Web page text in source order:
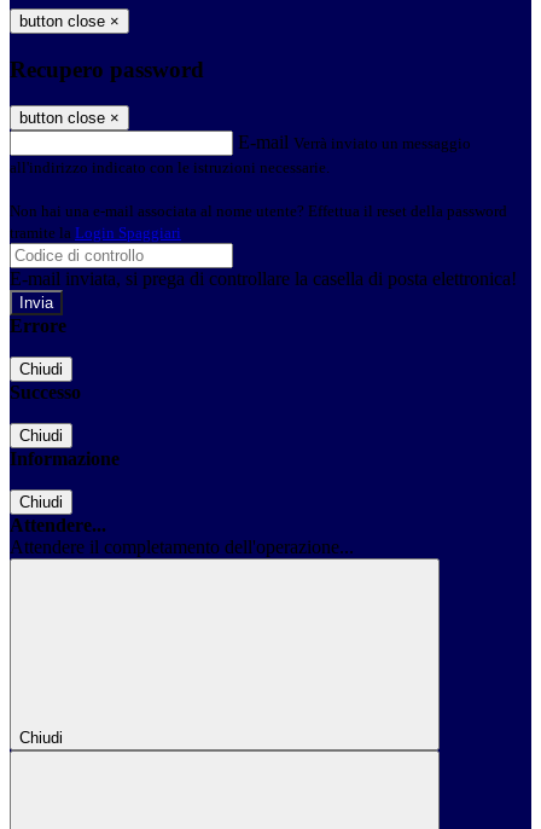
button close ×
Recupero password
button close ×
E-mail Verrà inviato un messaggio
all'indirizzo indicato con le istruzioni necessarie.
Non hai una e-mail associata al nome utente? Effettua il reset della password
tramite la Login Spaggiari
E-mail inviata, si prega di controllare la casella di posta elettronica!
Errore
Chiudi
Successo
Chiudi
Informazione
Chiudi
Attendere...
Attendere il completamento dell'operazione...
Chiudi